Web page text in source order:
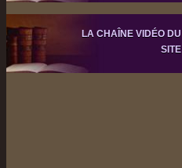
LA CHAÎNE VIDÉO DU
SITE